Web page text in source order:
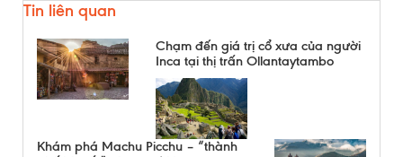
Tin liên quan
Chạm đến giá trị cổ xưa của người
Inca tại thị trấn Ollantaytambo
Khám phá Machu Picchu – “thành